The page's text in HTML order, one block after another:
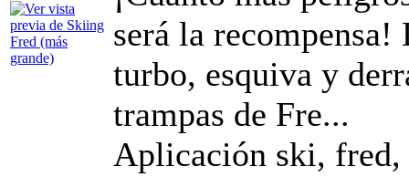
será la
turbo, esquiva y
trampas de Fre...
Aplicación ski, fred,